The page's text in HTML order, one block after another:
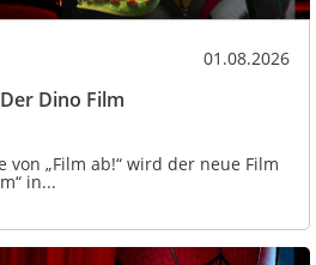
01.08.2026
Dino Film
von „Film ab!“ wird der neue Film
in...